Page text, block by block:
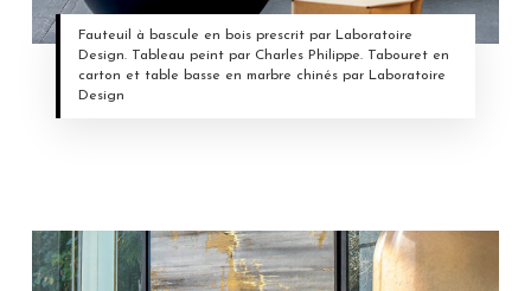
Fauteuil à bascule en bois prescrit par Laboratoire
Design. Tableau peint par Charles Philippe. Tabouret en
carton et table basse en marbre chinés par Laboratoire
Design